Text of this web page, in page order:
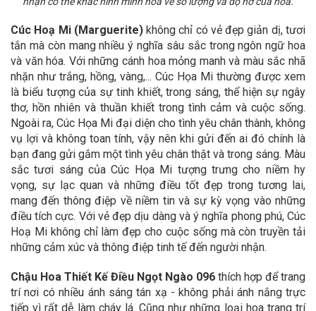
Cúc Hoạ Mi (Marguerite)không chỉ có vẻ đẹp giản dị, tươi
tắn mà còn mang nhiều ý nghĩa sâu sắc trong ngôn ngữ hoa
và văn hóa. Với những cánh hoa mỏng manh và màu sắc nhã
nhặn như trắng, hồng, vàng,... Cúc Họa Mi thường được xem
là biểu tượng của sự tinh khiết, trong sáng, thể hiện sự ngây
thơ, hồn nhiên và thuần khiết trong tình cảm và cuộc sống.
Ngoài ra, Cúc Họa Mi đại diện cho tình yêu chân thành, không
vụ lợi và không toan tính, vậy nên khi gửi đến ai đó chính là
bạn đang gửi gắm một tình yêu chân thật và trong sáng. Màu
sắc tươi sáng của Cúc Họa Mi tượng trưng cho niềm hy
vọng, sự lạc quan và những điều tốt đẹp trong tương lai,
mang đến thông điệp về niềm tin và sự kỳ vọng vào những
điều tích cực. Với vẻ đẹp dịu dàng và ý nghĩa phong phú, Cúc
Hoạ Mi không chỉ làm đẹp cho cuộc sống mà còn truyền tải
những cảm xúc và thông điệp tinh tế đến người nhận.
Chậu Hoa Thiết Kế Điều Ngọt Ngào 096 thích hợp để trang
trí nơi có nhiều ánh sáng tán xạ - không phải ánh nắng trực
tiếp vì rất dễ làm cháy lá. Cũng như những loại hoa trang trí